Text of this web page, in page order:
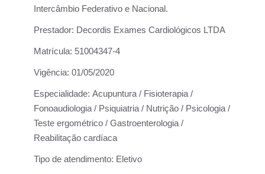
Intercâmbio Federativo e Nacional.
Prestador: Decordis Exames Cardiológicos LTDA
Matrícula: 51004347-4
Vigência: 01/05/2020
Especialidade: Acupuntura / Fisioterapia /
Fonoaudiologia / Psiquiatria / Nutrição / Psicologia /
Teste ergométrico / Gastroenterologia /
Reabilitação cardíaca
Tipo de atendimento: Eletivo